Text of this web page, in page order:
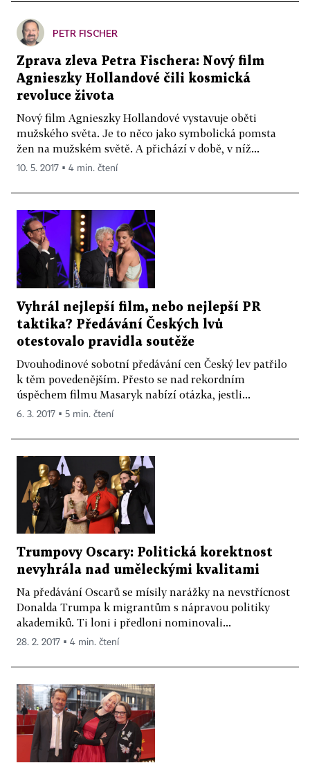
PETR FISCHER
Zprava zleva Petra Fischera: Nový film
Agnieszky Hollandové čili kosmická
revoluce života
Nový film Agnieszky Hollandové vystavuje oběti
mužského světa. Je to něco jako symbolická pomsta
žen na mužském světě. A přichází v době, v níž...
10. 5. 2017 ▪ 4 min. čtení
Vyhrál nejlepší film, nebo nejlepší PR
taktika? Předávání Českých lvů
otestovalo pravidla soutěže
Dvouhodinové sobotní předávání cen Český lev patřilo
k těm povedenějším. Přesto se nad rekordním
úspěchem filmu Masaryk nabízí otázka, jestli...
6. 3. 2017 ▪ 5 min. čtení
Trumpovy Oscary: Politická korektnost
nevyhrála nad uměleckými kvalitami
Na předávání Oscarů se mísily narážky na nevstřícnost
Donalda Trumpa k migrantům s nápravou politiky
akademiků. Ti loni i předloni nominovali...
28. 2. 2017 ▪ 4 min. čtení